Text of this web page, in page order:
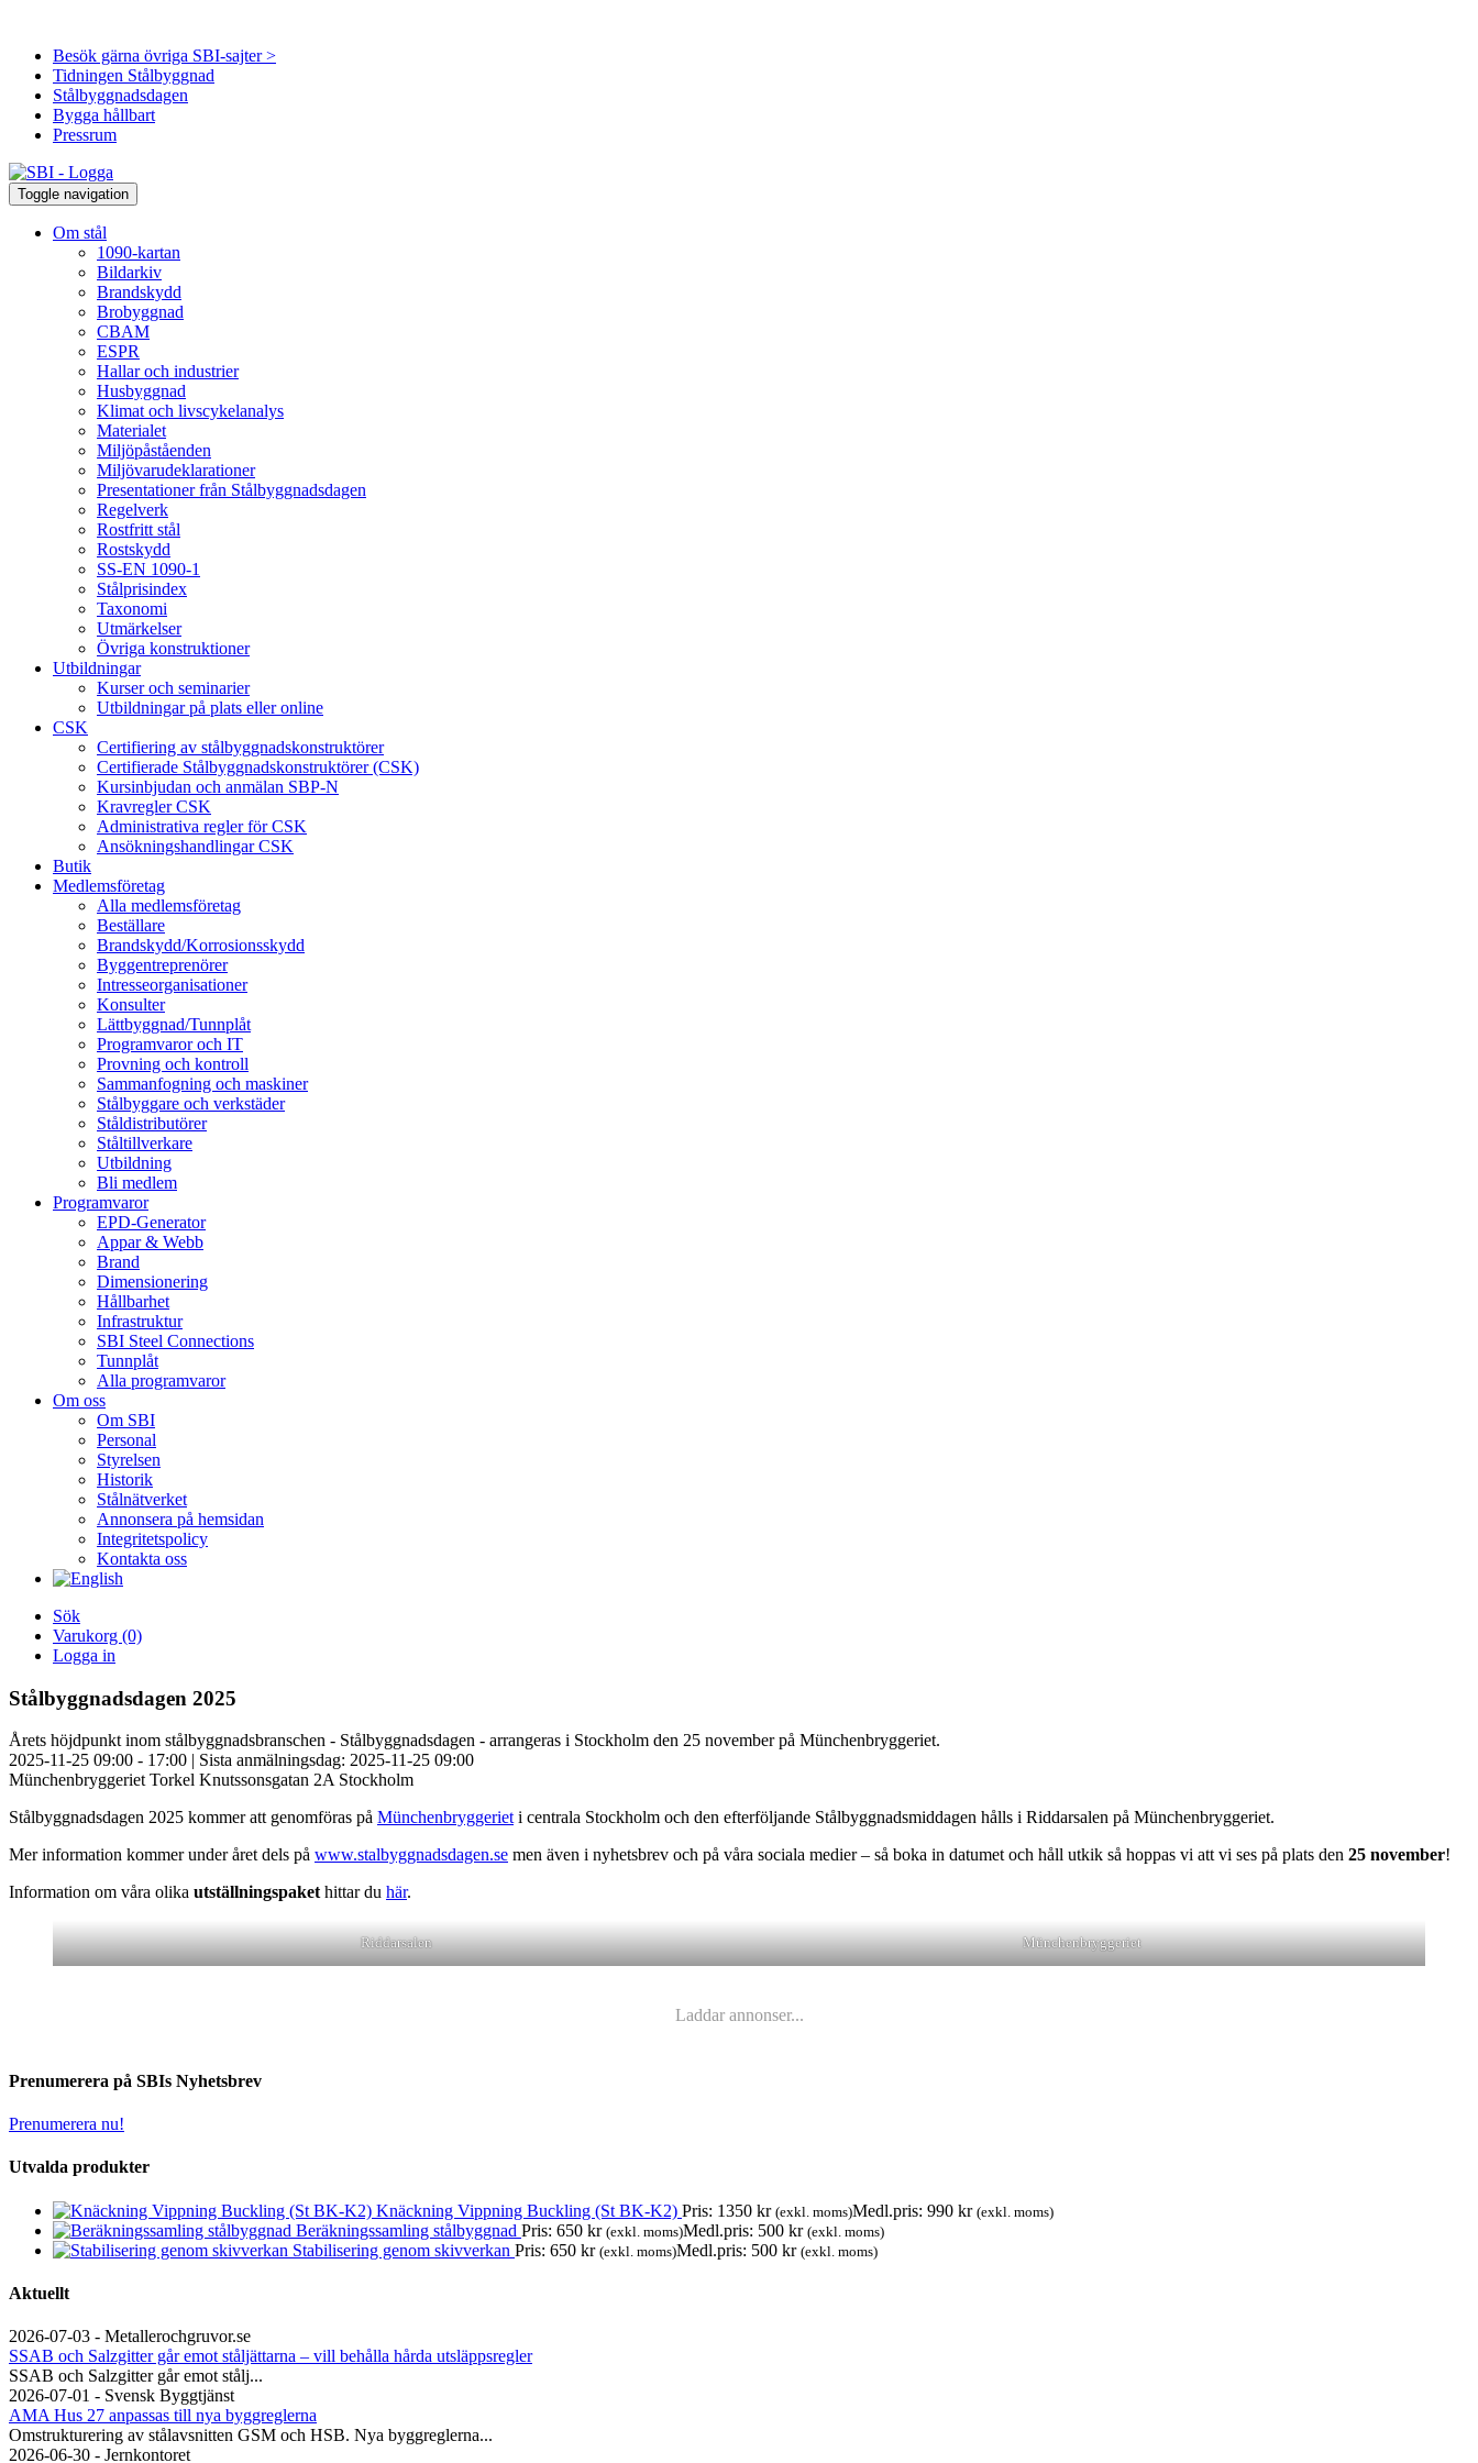
Besök gärna övriga SBI-sajter >
Tidningen Stålbyggnad
Stålbyggnadsdagen
Bygga hållbart
Pressrum
Toggle navigation
Om stål
1090-kartan
Bildarkiv
Brandskydd
Brobyggnad
CBAM
ESPR
Hallar och industrier
Husbyggnad
Klimat och livscykelanalys
Materialet
Miljöpåståenden
Miljövarudeklarationer
Presentationer från Stålbyggnadsdagen
Regelverk
Rostfritt stål
Rostskydd
SS-EN 1090-1
Stålprisindex
Taxonomi
Utmärkelser
Övriga konstruktioner
Utbildningar
Kurser och seminarier
Utbildningar på plats eller online
CSK
Certifiering av stålbyggnadskonstruktörer
Certifierade Stålbyggnadskonstruktörer (CSK)
Kursinbjudan och anmälan SBP-N
Kravregler CSK
Administrativa regler för CSK
Ansökningshandlingar CSK
Butik
Medlemsföretag
Alla medlemsföretag
Beställare
Brandskydd/Korrosionsskydd
Byggentreprenörer
Intresseorganisationer
Konsulter
Lättbyggnad/Tunnplåt
Programvaror och IT
Provning och kontroll
Sammanfogning och maskiner
Stålbyggare och verkstäder
Ståldistributörer
Ståltillverkare
Utbildning
Bli medlem
Programvaror
EPD-Generator
Appar & Webb
Brand
Dimensionering
Hållbarhet
Infrastruktur
SBI Steel Connections
Tunnplåt
Alla programvaror
Om oss
Om SBI
Personal
Styrelsen
Historik
Stålnätverket
Annonsera på hemsidan
Integritetspolicy
Kontakta oss
Sök
Varukorg (0)
Logga in
Stålbyggnadsdagen 2025
Årets höjdpunkt inom stålbyggnadsbranschen - Stålbyggnadsdagen - arrangeras i Stockholm den 25 november på Münchenbryggeriet.
2025-11-25 09:00 - 17:00 | Sista anmälningsdag: 2025-11-25 09:00
Münchenbryggeriet Torkel Knutssonsgatan 2A Stockholm
Stålbyggnadsdagen 2025 kommer att genomföras på Münchenbryggerieti centrala Stockholm och den efterföljande Stålbyggnadsmiddagen hålls i Riddarsalen på Münchenbryggeriet.
Mer information kommer under året dels på www.stalbyggnadsdagen.se men även i nyhetsbrev och på våra sociala medier – så boka in datumet och håll utkik så hoppas vi att vi ses på plats den 25 november!
Information om våra olika utställningspakethittar du här.
Riddarsalen Münchenbryggeriet
Laddar annonser...
Prenumerera på SBIs Nyhetsbrev
Prenumerera nu!
Utvalda produkter
Knäckning Vippning Buckling (St BK-K2) Pris: 1350 kr (exkl. moms)Medl.pris: 990 kr (exkl. moms)
Beräkningssamling stålbyggnad Pris: 650 kr (exkl. moms)Medl.pris: 500 kr (exkl. moms)
Stabilisering genom skivverkan Pris: 650 kr (exkl. moms)Medl.pris: 500 kr (exkl. moms)
Aktuellt
2026-07-03 - Metallerochgruvor.se
SSAB och Salzgitter går emot ståljättarna – vill behålla hårda utsläppsregler
SSAB och Salzgitter går emot stålj...
2026-07-01 - Svensk Byggtjänst
AMA Hus 27 anpassas till nya byggreglerna
Omstrukturering av stålavsnitten GSM och HSB. Nya byggreglerna...
2026-06-30 - Jernkontoret